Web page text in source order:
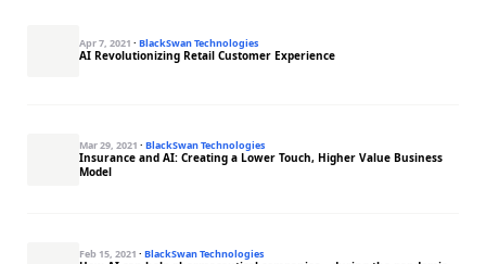
Apr 7, 2021 · BlackSwan Technologies
AI Revolutionizing Retail Customer Experience
Mar 29, 2021 · BlackSwan Technologies
Insurance and AI: Creating a Lower Touch, Higher Value Business
Model
Feb 15, 2021 · BlackSwan Technologies